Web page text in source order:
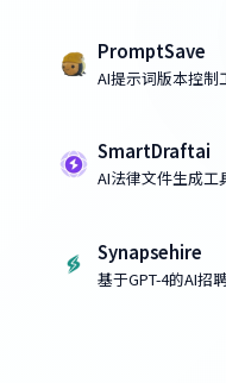
PromptSave
AI提示词版本控制
SmartDraftai
AI法律文件生成工
Synapsehire
基于GPT-4的AI招